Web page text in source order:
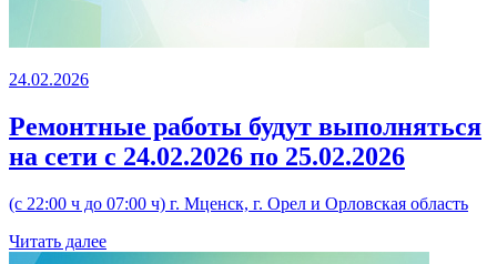
24.02.2026
Ремонтные работы будут выполняться
на сети с 24.02.2026 по 25.02.2026
(с 22:00 ч до 07:00 ч) г. Мценск, г. Орел и Орловская область
Читать далее